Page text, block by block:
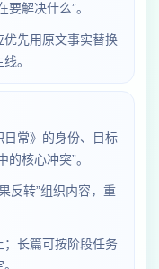
解决什么”。
先用原文事实替换
。
常》的身份、目标
核心冲突”。
反转”组织内容，重
长篇可按阶段任务